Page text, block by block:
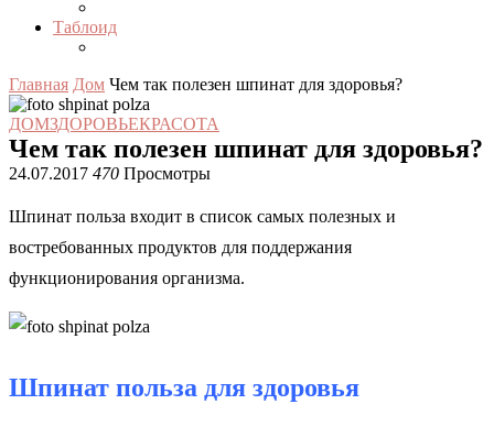
Таблоид
Главная Дом Чем так полезен шпинат для здоровья?
ДОМЗДОРОВЬЕКРАСОТА
Чем так полезен шпинат для здоровья?
24.07.2017 470 Просмотры
Шпинат польза входит в список самых полезных и
востребованных продуктов для поддержания
функционирования организма.
Шпинат польза для здоровья